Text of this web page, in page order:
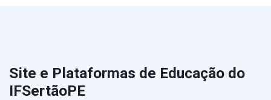
Site e Plataformas de Educação do
IFSertãoPE